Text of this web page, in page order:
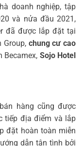
doanh nghiệp, tập
và nửa đầu 2021,
đã được lắp đặt tại
chung cư cao
Becamex, Sojo Hotel
hàng cũng được
tiếp địa điểm và lắp
đặt hoàn toàn miễn
dẫn tận tình bởi